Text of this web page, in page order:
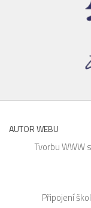
AUTOR WEBU
Tvorbu WWW
Připojení